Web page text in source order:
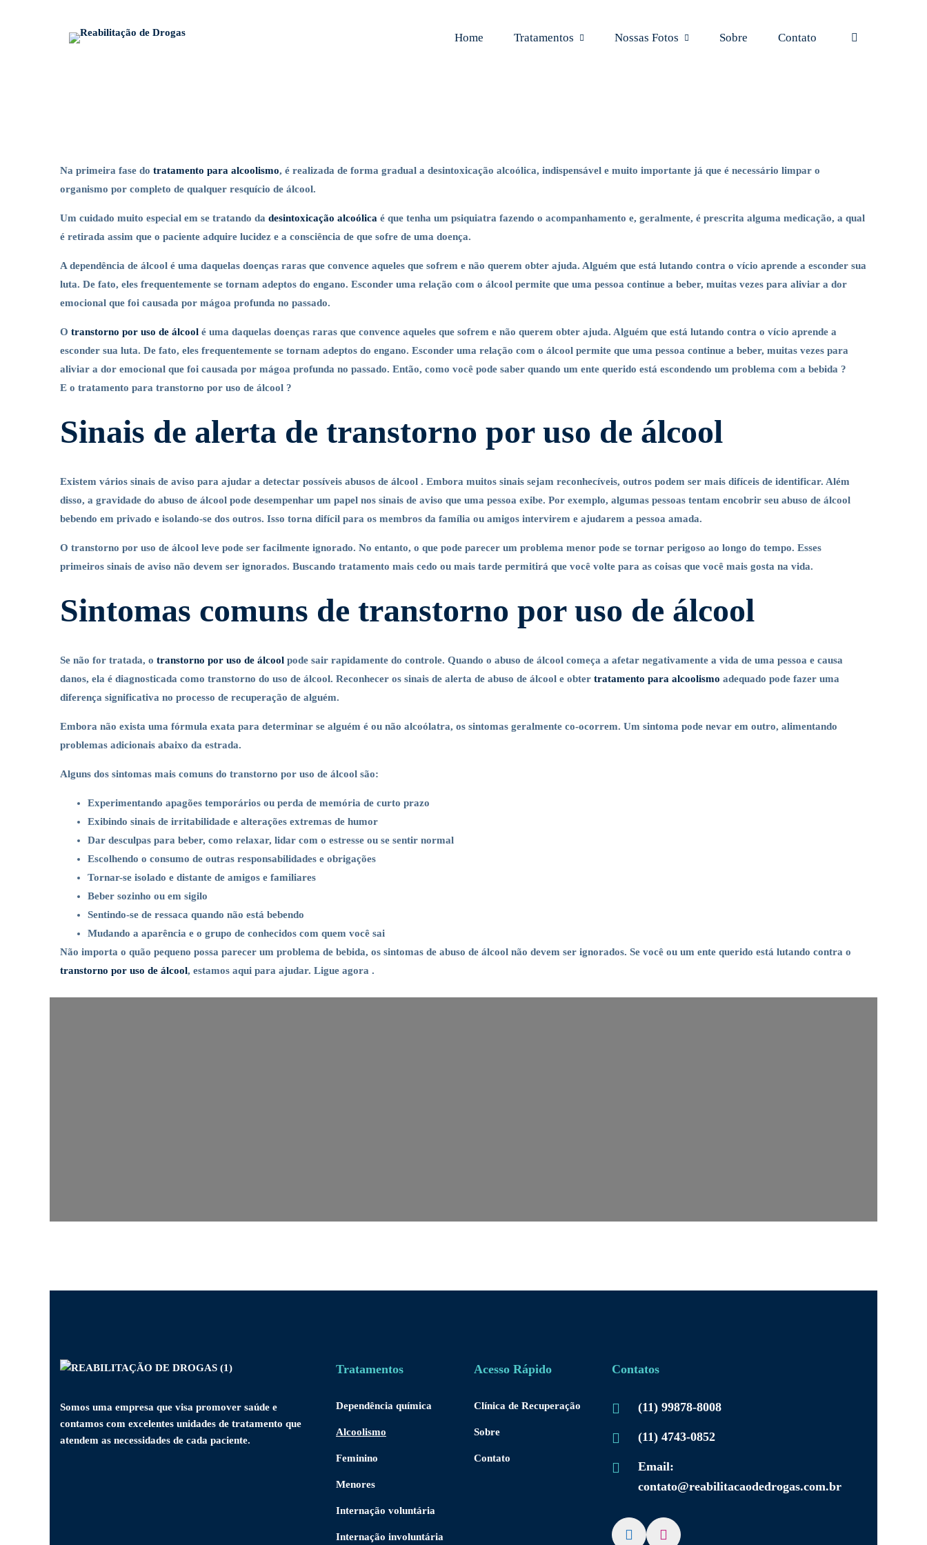
Home Tratamentos Nossas Fotos Sobre Contato
Tratamento
para
alcoolismo
Na primeira fase do tratamento para alcoolismo, é realizada de forma gradual a desintoxicação alcoólica, indispensável e muito importante já que é necessário limpar o
organismo por completo de qualquer resquício de álcool.
Um cuidado muito especial em se tratando da desintoxicação alcoólica é que tenha um psiquiatra fazendo o acompanhamento e, geralmente, é prescrita alguma medicação, a qual
é retirada assim que o paciente adquire lucidez e a consciência de que sofre de uma doença.
A dependência de álcool é uma daquelas doenças raras que convence aqueles que sofrem e não querem obter ajuda. Alguém que está lutando contra o vício aprende a esconder sua
luta. De fato, eles frequentemente se tornam adeptos do engano. Esconder uma relação com o álcool permite que uma pessoa continue a beber, muitas vezes para aliviar a dor
emocional que foi causada por mágoa profunda no passado.
O transtorno por uso de álcool é uma daquelas doenças raras que convence aqueles que sofrem e não querem obter ajuda. Alguém que está lutando contra o vício aprende a
esconder sua luta. De fato, eles frequentemente se tornam adeptos do engano. Esconder uma relação com o álcool permite que uma pessoa continue a beber, muitas vezes para
aliviar a dor emocional que foi causada por mágoa profunda no passado. Então, como você pode saber quando um ente querido está escondendo um problema com a bebida ?
E o tratamento para transtorno por uso de álcool ?
Sinais de alerta de transtorno por uso de álcool
Existem vários sinais de aviso para ajudar a detectar possíveis abusos de álcool . Embora muitos sinais sejam reconhecíveis, outros podem ser mais difíceis de identificar. Além
disso, a gravidade do abuso de álcool pode desempenhar um papel nos sinais de aviso que uma pessoa exibe. Por exemplo, algumas pessoas tentam encobrir seu abuso de álcool
bebendo em privado e isolando-se dos outros. Isso torna difícil para os membros da família ou amigos intervirem e ajudarem a pessoa amada.
O transtorno por uso de álcool leve pode ser facilmente ignorado. No entanto, o que pode parecer um problema menor pode se tornar perigoso ao longo do tempo. Esses
primeiros sinais de aviso não devem ser ignorados. Buscando tratamento mais cedo ou mais tarde permitirá que você volte para as coisas que você mais gosta na vida.
Sintomas comuns de transtorno por uso de álcool
Se não for tratada, o transtorno por uso de álcool pode sair rapidamente do controle. Quando o abuso de álcool começa a afetar negativamente a vida de uma pessoa e causa
danos, ela é diagnosticada como transtorno do uso de álcool. Reconhecer os sinais de alerta de abuso de álcool e obter tratamento para alcoolismo adequado pode fazer uma
diferença significativa no processo de recuperação de alguém.
Embora não exista uma fórmula exata para determinar se alguém é ou não alcoólatra, os sintomas geralmente co-ocorrem. Um sintoma pode nevar em outro, alimentando
problemas adicionais abaixo da estrada.
Alguns dos sintomas mais comuns do transtorno por uso de álcool são:
Experimentando apagões temporários ou perda de memória de curto prazo
Exibindo sinais de irritabilidade e alterações extremas de humor
Dar desculpas para beber, como relaxar, lidar com o estresse ou se sentir normal
Escolhendo o consumo de outras responsabilidades e obrigações
Tornar-se isolado e distante de amigos e familiares
Beber sozinho ou em sigilo
Sentindo-se de ressaca quando não está bebendo
Mudando a aparência e o grupo de conhecidos com quem você sai
Não importa o quão pequeno possa parecer um problema de bebida, os sintomas de abuso de álcool não devem ser ignorados. Se você ou um ente querido está lutando contra o
transtorno por uso de álcool, estamos aqui para ajudar. Ligue agora .
Somos uma empresa que visa promover saúde e
contamos com excelentes unidades de tratamento que
atendem as necessidades de cada paciente.
Tratamentos
Dependência química
Alcoolismo
Feminino
Menores
Internação voluntária
Internação involuntária
Acesso Rápido
Clínica de Recuperação
Sobre
Contato
Contatos
(11) 99878-8008
(11) 4743-0852
Email:
contato@reabilitacaodedrogas.com.br